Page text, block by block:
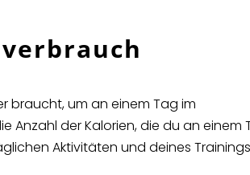
braucht, um an einem Tag im
Anzahl der Kalorien, die du an einem
Aktivitäten und deines